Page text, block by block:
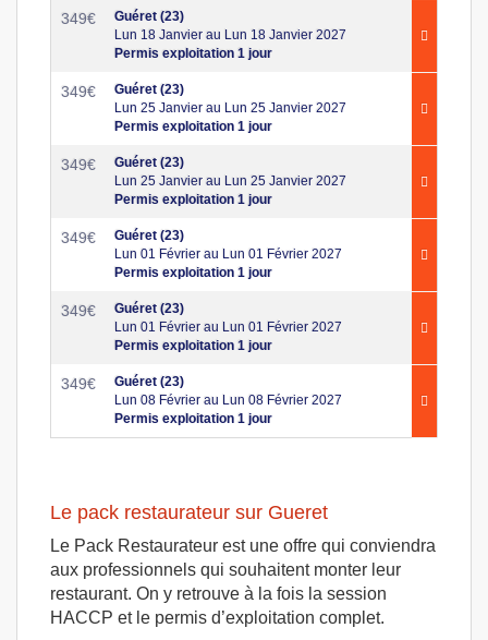
349€
Guéret (23)
Lun 18 Janvier au Lun 18 Janvier 2027
Permis exploitation 1 jour
349€
Guéret (23)
Lun 25 Janvier au Lun 25 Janvier 2027
Permis exploitation 1 jour
349€
Guéret (23)
Lun 25 Janvier au Lun 25 Janvier 2027
Permis exploitation 1 jour
349€
Guéret (23)
Lun 01 Février au Lun 01 Février 2027
Permis exploitation 1 jour
349€
Guéret (23)
Lun 01 Février au Lun 01 Février 2027
Permis exploitation 1 jour
349€
Guéret (23)
Lun 08 Février au Lun 08 Février 2027
Permis exploitation 1 jour
Le pack restaurateur sur Gueret
Le Pack Restaurateur est une offre qui conviendra
aux professionnels qui souhaitent monter leur
restaurant. On y retrouve à la fois la session
HACCP et le permis d’exploitation complet.